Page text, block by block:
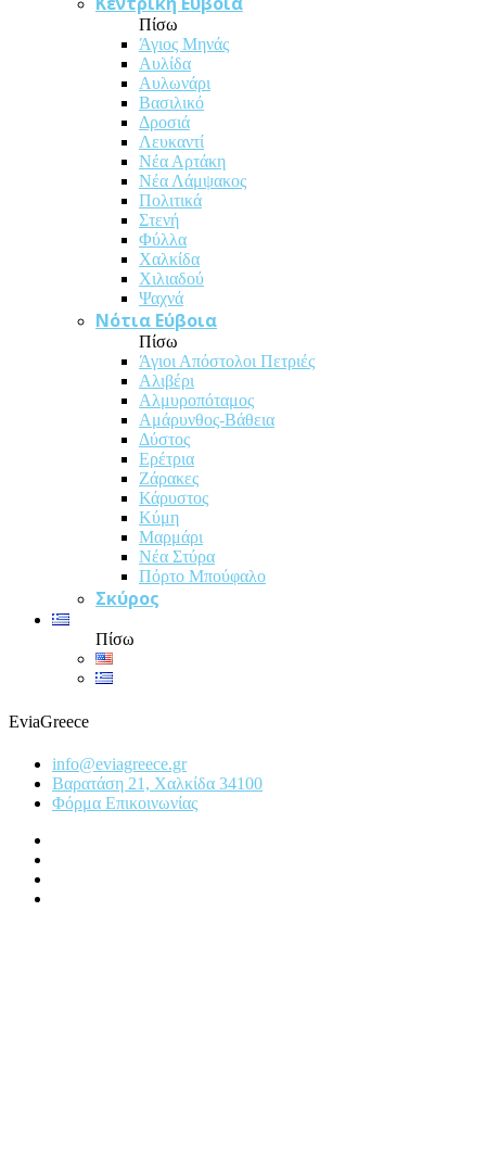
Πίσω
Άγιος Μηνάς
Αυλίδα
Αυλωνάρι
Βασιλικό
Δροσιά
Λευκαντί
Νέα Αρτάκη
Νέα Λάμψακος
Πολιτικά
Στενή
Φύλλα
Χαλκίδα
Χιλιαδού
Ψαχνά
Νότια Εύβοια
Πίσω
Άγιοι Απόστολοι Πετριές
Αλιβέρι
Αλμυροπόταμος
Αμάρυνθος-Βάθεια
Δύστος
Ερέτρια
Ζάρακες
Κάρυστος
Κύμη
Μαρμάρι
Νέα Στύρα
Πόρτο Μπούφαλο
Σκύρος
Πίσω
EviaGreece
info@eviagreece.gr
Βαρατάση 21, Χαλκίδα 34100
Φόρμα Επικοινωνίας